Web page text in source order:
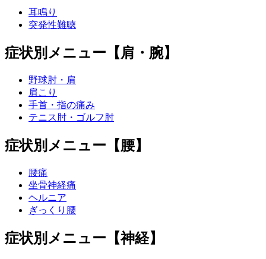
耳鳴り
突発性難聴
症状別メニュー【肩・腕】
野球肘・肩
肩こり
手首・指の痛み
テニス肘・ゴルフ肘
症状別メニュー【腰】
腰痛
坐骨神経痛
ヘルニア
ぎっくり腰
症状別メニュー【神経】